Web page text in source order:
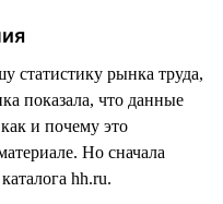
статистику рынка труда,
показала, что данные
и почему это
Но сначала
hh.ru.